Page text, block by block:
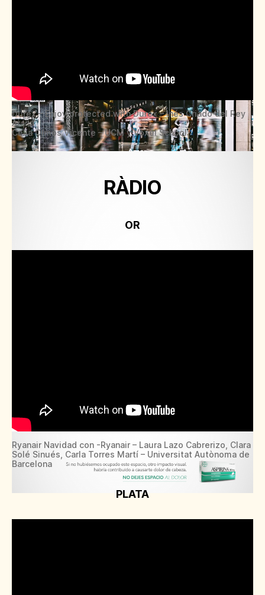
Durex – Enjoy protected with Durex – Inés Criado del Rey
Arana
Celia Olmos Vicente – UCM y Voxel School
RÀDIO
OR
Ryanair Navidad con -Ryanair – Laura Lazo Cabrerizo, Clara
Solé Sinués, Carla Torres Martí – Universitat Autònoma de
Barcelona
PLATA